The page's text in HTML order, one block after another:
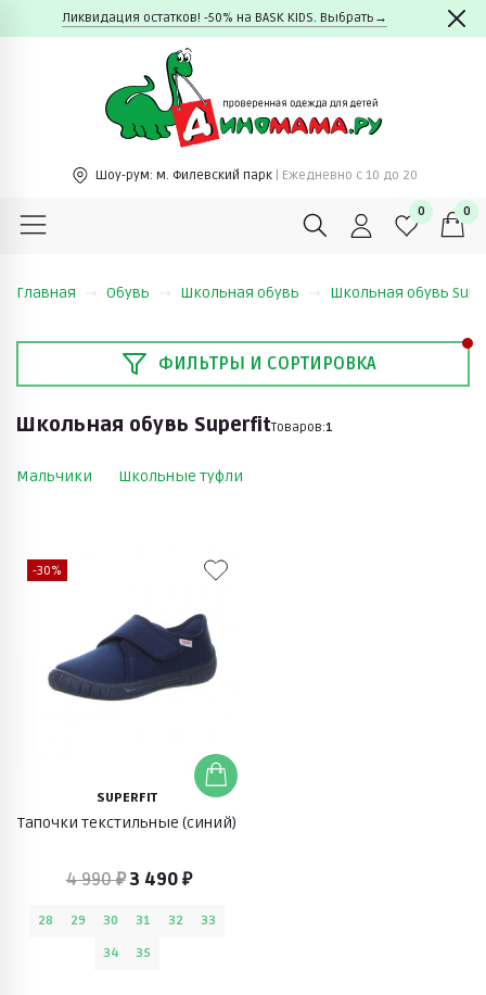
Ликвидация остатков! -50% на BASK KIDS. Выбрать→
Шоу-рум: м. Филевский парк | Ежедневно c 10 до 20
0 0
Главная Обувь Школьная обувь Школьная обувь
ФИЛЬТРЫ И СОРТИРОВКА
Школьная обувь SuperfitТоваров:1
Мальчики Школьные туфли
-30%
SUPERFIT
Тапочки текстильные (синий)
4 990 ₽3 490 ₽
28 29 30 31 32
33
34
35